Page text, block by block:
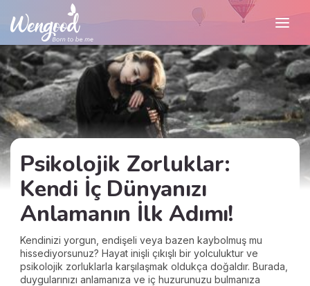
Psikolojik Zorluklar:
Kendi İç Dünyanızı
Anlamanın İlk Adımı!
Kendinizi yorgun, endişeli veya bazen kaybolmuş mu
hissediyorsunuz? Hayat inişli çıkışlı bir yolculuktur ve
psikolojik zorluklarla karşılaşmak oldukça doğaldır. Burada,
duygularınızı anlamanıza ve iç huzurunuzu bulmanıza